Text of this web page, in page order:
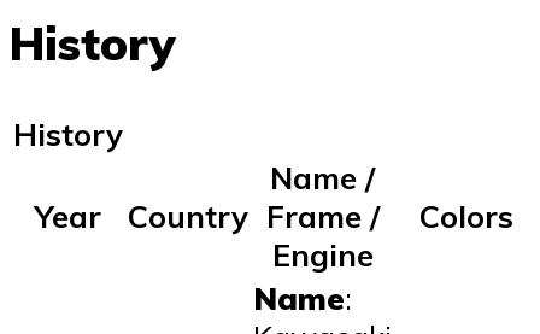
History
History
Year Country
Name /
Frame /
Engine
Colors
Name: